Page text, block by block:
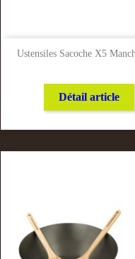
Ustensiles Sacoche X5
Détail article